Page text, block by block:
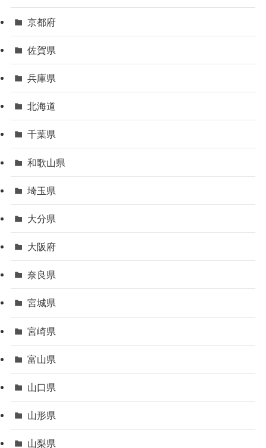
京都府
佐賀県
兵庫県
北海道
千葉県
和歌山県
埼玉県
大分県
大阪府
奈良県
宮城県
宮崎県
富山県
山口県
山形県
山梨県